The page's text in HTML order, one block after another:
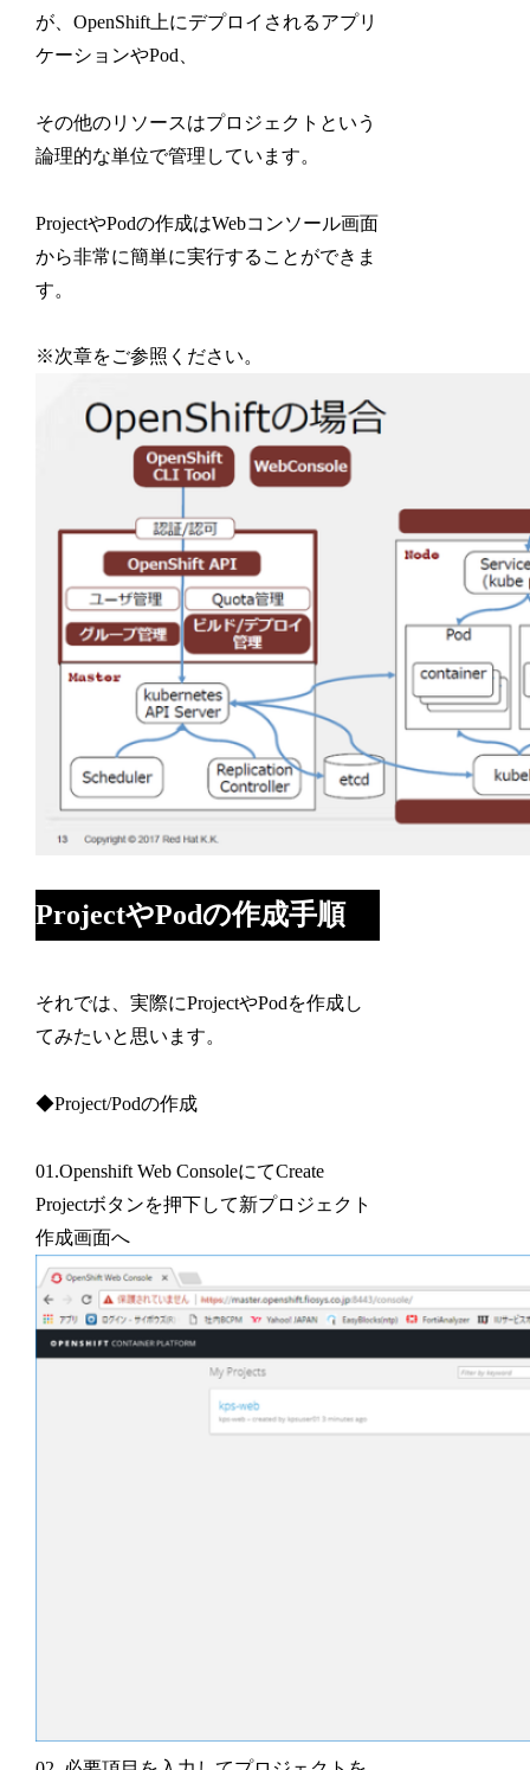
が、OpenShift上にデプロイされるアプリ
ケーションやPod、
その他のリソースはプロジェクトという
論理的な単位で管理しています。
ProjectやPodの作成はWebコンソール画面
から非常に簡単に実行することができま
す。
※次章をご参照ください。
ProjectやPodの作成手順
それでは、実際にProjectやPodを作成し
てみたいと思います。
◆Project/Podの作成
01.Openshift Web ConsoleにてCreate
Projectボタンを押下して新プロジェクト
作成画面へ